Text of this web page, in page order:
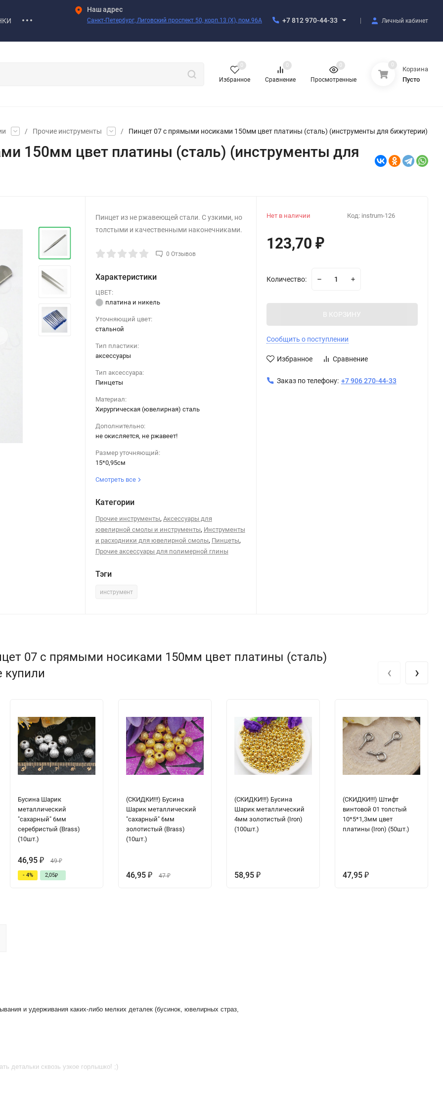
Наш адрес
Санкт-Петербург, Лиговский проспект 50, корп.13 (X), пом.96А +7 812 970-44-33 Личный кабинет
Избранное
0
Сравнение
0
Просмотренные
0 0
Корзина
Пусто
/ Прочие инструменты / Пинцет 07 с прямыми носиками 150мм цвет платины (сталь) (инструменты для бижутерии)
150мм цвет платины (сталь) (инструменты для
Пинцет из не ржавеющей стали. С узкими, но
толстыми и качественными наконечниками.
0 Отзывов
Характеристики
ЦВЕТ:
платина и никель
Уточняющий цвет:
стальной
Тип пластики:
аксессуары
Тип аксессуара:
Пинцеты
Материал:
Хирургическая (ювелирная) сталь
Дополнительно:
не окисляется, не ржавеет!
Размер уточняющий:
15*0,95см
Смотреть все
Категории
Прочие инструменты, Аксессуары для
ювелирной смолы и инструменты, Инструменты
и расходники для ювелирной смолы, Пинцеты,
Прочие аксессуары для полимерной глины
Тэги
инструмент
Нет в наличии Код: instrum-126
123,70 ₽
Количество:
В КОРЗИНУ
Сообщить о поступлении
Избранное Сравнение
Заказ по телефону: +7 906 270-44-33
07 с прямыми носиками 150мм цвет платины (сталь)
купили
Бусина Шарик
металлический
"сахарный" 6мм
серебристый (Brass)
(10шт.)
46,95 ₽ 49₽
- 4% 2,05₽
(СКИДКИ!!!) Бусина
Шарик металлический
"сахарный" 6мм
золотистый (Brass)
(10шт.)
46,95 ₽ 47₽
(СКИДКИ!!!) Бусина
Шарик металлический
4мм золотистый (Iron)
(100шт.)
58,95 ₽
(СКИДКИ!!!) Штифт
винтовой 01 толстый
10*5*1,3мм цвет
платины (Iron) (50шт.)
47,95 ₽
‹ ›
и удерживания каких-либо мелких деталек (бусинок, ювелирных страз,
детальки сквозь узкое горлышко! ;)